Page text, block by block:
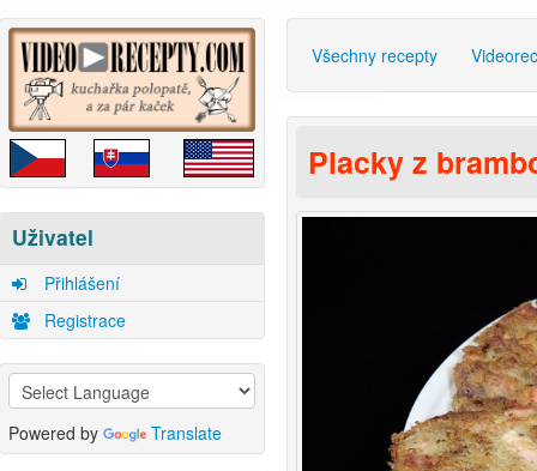
Uživatel
Přihlášení
Registrace
Powered by Translate
Všechny recepty
Placky z